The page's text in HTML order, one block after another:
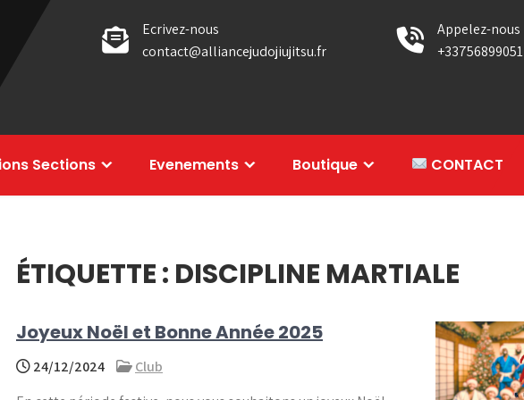
Ecrivez-nous
contact@alliancejudojiujitsu.fr
Appelez-nous
+33756899051
Sections Evenements Boutique CONTACT
ÉTIQUETTE : DISCIPLINE MARTIALE
Joyeux Noël et Bonne Année 2025
24/12/2024
Club